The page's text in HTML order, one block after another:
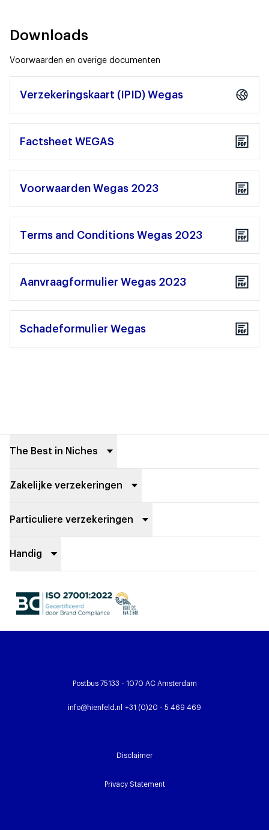
Downloads
Voorwaarden en overige documenten
Verzekeringskaart (IPID) Wegas
Factsheet WEGAS
Voorwaarden Wegas 2023
Terms and Conditions Wegas 2023
Aanvraagformulier Wegas 2023
Schadeformulier Wegas
The Best in Niches
Zakelijke verzekeringen
Particuliere verzekeringen
Handig
Postbus 75133 - 1070 AC Amsterdam
info@hienfeld.nl +31 (0)20 - 5 469 469
Disclaimer
Privacy Statement